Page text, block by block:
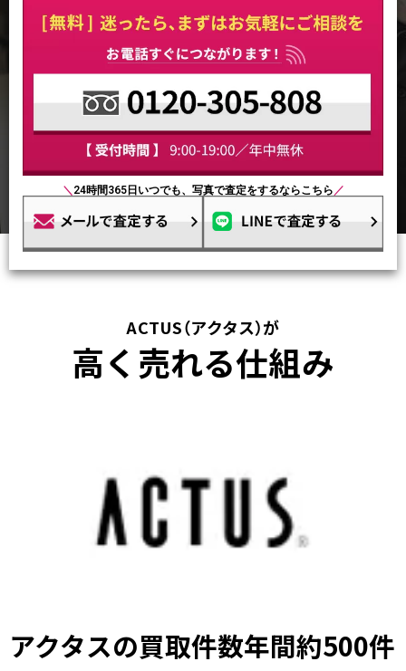
＼ 24時間365日いつでも、写真で査定をするならこちら ／
ACTUS（アクタス）が
高く売れる仕組み
アクタスの買取件数年間約500件